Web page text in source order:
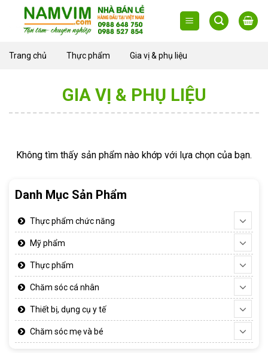
content
Trang chủ Thực phẩm Gia vị & phụ liệu
GIA VỊ & PHỤ LIỆU
Không tìm thấy sản phẩm nào khớp với lựa chọn của bạn.
Danh Mục Sản Phẩm
Thực phẩm chức năng
Mỹ phẩm
Thực phẩm
Chăm sóc cá nhân
Thiết bị, dụng cụ y tế
Chăm sóc mẹ và bé